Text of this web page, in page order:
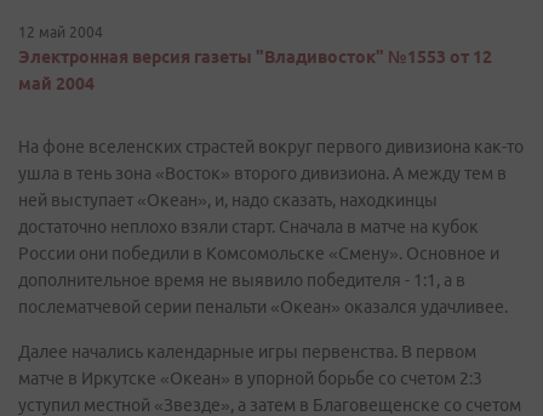
12 май 2004
Электронная версия газеты "Владивосток" №1553 от 12
май 2004
На фоне вселенских страстей вокруг первого дивизиона как-то
ушла в тень зона «Восток» второго дивизиона. А между тем в
ней выступает «Океан», и, надо сказать, находкинцы
достаточно неплохо взяли старт. Сначала в матче на кубок
России они победили в Комсомольске «Смену». Основное и
дополнительное время не выявило победителя - 1:1, а в
послематчевой серии пенальти «Океан» оказался удачливее.
Далее начались календарные игры первенства. В первом
матче в Иркутске «Океан» в упорной борьбе со счетом 2:3
уступил местной «Звезде», а затем в Благовещенске со счетом